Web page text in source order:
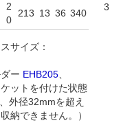
2
0
213 13 36 340
サイズ：
ー EHB205、
ットを付けた状態
外径32mmを超え
納できません。）
3